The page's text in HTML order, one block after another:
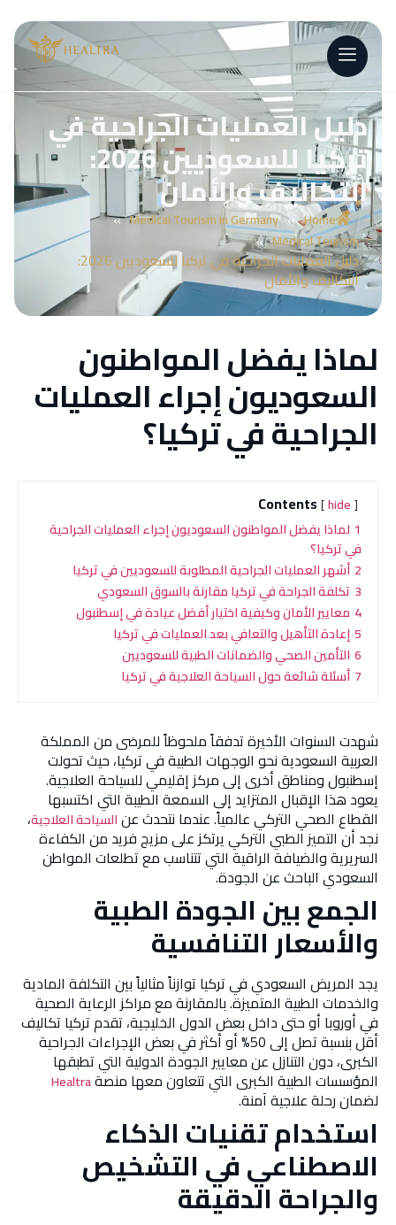
دليل العمليات الجراحية في
تركيا للسعوديين 2026:
التكاليف والأمان
Home
»
Medical Tourism in Germany
»
Medical Tourism
»
دليل العمليات الجراحية في تركيا للسعوديين 2026:
التكاليف والأمان
لماذا يفضل المواطنون
السعوديون إجراء العمليات
الجراحية في تركيا؟
Contents hide
1 لماذا يفضل المواطنون السعوديون إجراء العمليات الجراحية
في تركيا؟
2 أشهر العمليات الجراحية المطلوبة للسعوديين في تركيا
3 تكلفة الجراحة في تركيا مقارنة بالسوق السعودي
4 معايير الأمان وكيفية اختيار أفضل عيادة في إسطنبول
5إعادة التأهيل والتعافي بعد العمليات في تركيا
6 التأمين الصحي والضمانات الطبية للسعوديين
7 أسئلة شائعة حول السياحة العلاجية في تركيا
شهدت السنوات الأخيرة تدفقاً ملحوظاً للمرضى من المملكة
العربية السعودية نحو الوجهات الطبية في تركيا، حيث تحولت
إسطنبول ومناطق أخرى إلى مركز إقليمي للسياحة العلاجية.
يعود هذا الإقبال المتزايد إلى السمعة الطيبة التي اكتسبها
القطاع الصحي التركي عالمياً. عندما نتحدث عنالسياحة العلاجية،
نجد أن التميز الطبي التركي يرتكز على مزيج فريد من الكفاءة
السريرية والضيافة الراقية التي تتناسب مع تطلعات المواطن
السعودي الباحث عن الجودة.
الجمع بين الجودة الطبية
والأسعار التنافسية
يجد المريض السعودي في تركيا توازناً مثالياً بين التكلفة المادية
والخدمات الطبية المتميزة. بالمقارنة مع مراكز الرعاية الصحية
في أوروبا أو حتى داخل بعض الدول الخليجية، تقدم تركيا تكاليف
أقل بنسبة تصل إلى 50% أو أكثر في بعض الإجراءات الجراحية
الكبرى، دون التنازل عن معايير الجودة الدولية التي تطبقها
المؤسسات الطبية الكبرى التي تتعاون معها منصةHealtra
لضمان رحلة علاجية آمنة.
استخدام تقنيات الذكاء
الاصطناعي في التشخيص
والجراحة الدقيقة